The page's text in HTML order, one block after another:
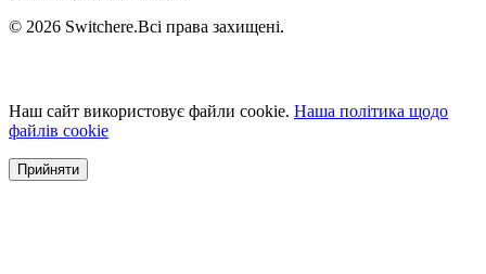
© 2026 Switchere.Всі права захищені.
Наш сайт використовує файли cookie. Наша політика щодо
файлів cookie
Прийняти